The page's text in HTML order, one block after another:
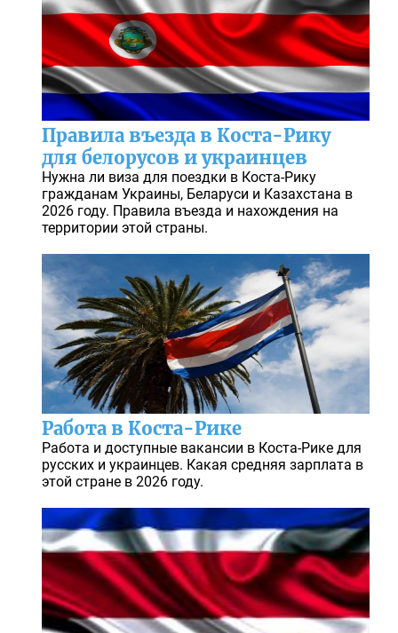
Правила въезда в Коста-Рику
для белорусов и украинцев
Нужна ли виза для поездки в Коста-Рику
гражданам Украины, Беларуси и Казахстана в
2026 году. Правила въезда и нахождения на
территории этой страны.
Работа в Коста-Рике
Работа и доступные вакансии в Коста-Рике для
русских и украинцев. Какая средняя зарплата в
этой стране в 2026 году.